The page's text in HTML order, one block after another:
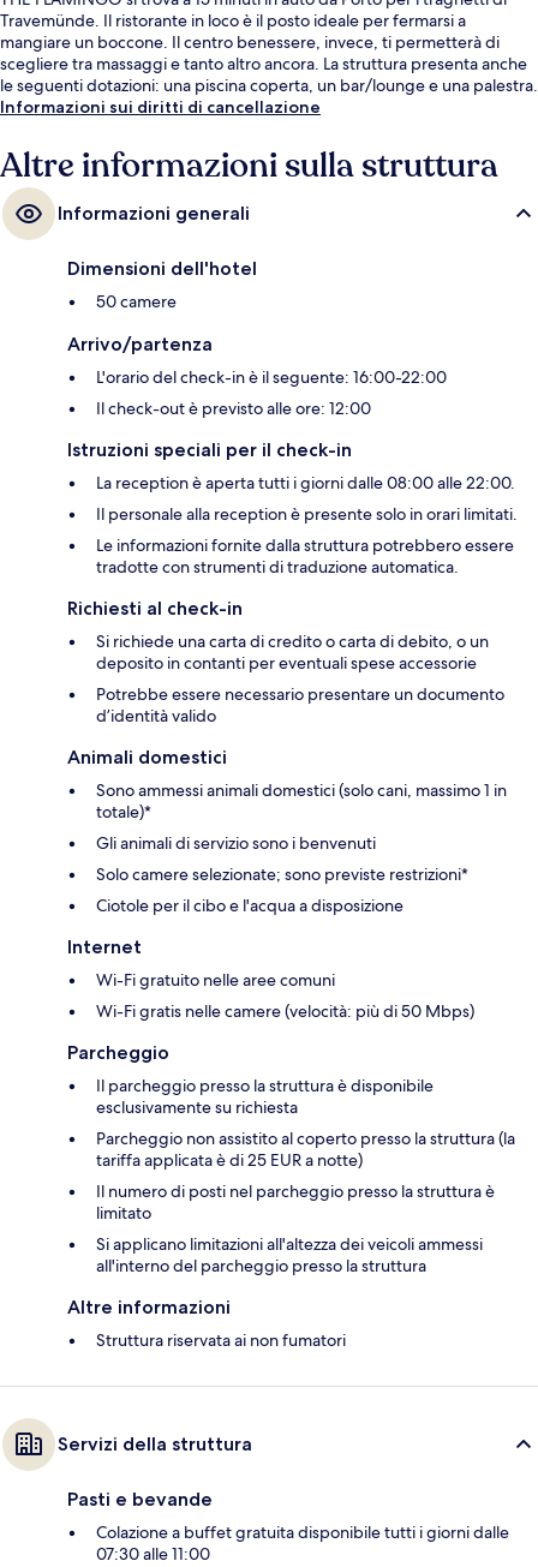
Travemünde. Il ristorante in loco è il posto ideale per fermarsi a
mangiare un boccone. Il centro benessere, invece, ti permetterà di
scegliere tra massaggi e tanto altro ancora. La struttura presenta anche
le seguenti dotazioni: una piscina coperta, un bar/lounge e una palestra.
Informazioni sui diritti di cancellazione
Altre informazioni sulla struttura
Informazioni generali
Dimensioni dell'hotel
50 camere
Arrivo/partenza
L'orario del check-in è il seguente: 16:00-22:00
Il check-out è previsto alle ore: 12:00
Istruzioni speciali per il check-in
La reception è aperta tutti i giorni dalle 08:00 alle 22:00.
Il personale alla reception è presente solo in orari limitati.
Le informazioni fornite dalla struttura potrebbero essere
tradotte con strumenti di traduzione automatica.
Richiesti al check-in
Si richiede una carta di credito o carta di debito, o un
deposito in contanti per eventuali spese accessorie
Potrebbe essere necessario presentare un documento
d’identità valido
Animali domestici
Sono ammessi animali domestici (solo cani, massimo 1 in
totale)*
Gli animali di servizio sono i benvenuti
Solo camere selezionate; sono previste restrizioni*
Ciotole per il cibo e l'acqua a disposizione
Internet
Wi-Fi gratuito nelle aree comuni
Wi-Fi gratis nelle camere (velocità: più di 50 Mbps)
Parcheggio
Il parcheggio presso la struttura è disponibile
esclusivamente su richiesta
Parcheggio non assistito al coperto presso la struttura (la
tariffa applicata è di 25 EUR a notte)
Il numero di posti nel parcheggio presso la struttura è
limitato
Si applicano limitazioni all'altezza dei veicoli ammessi
all'interno del parcheggio presso la struttura
Altre informazioni
Struttura riservata ai non fumatori
Servizi della struttura
Pasti e bevande
Colazione a buffet gratuita disponibile tutti i giorni dalle
07:30 alle 11:00